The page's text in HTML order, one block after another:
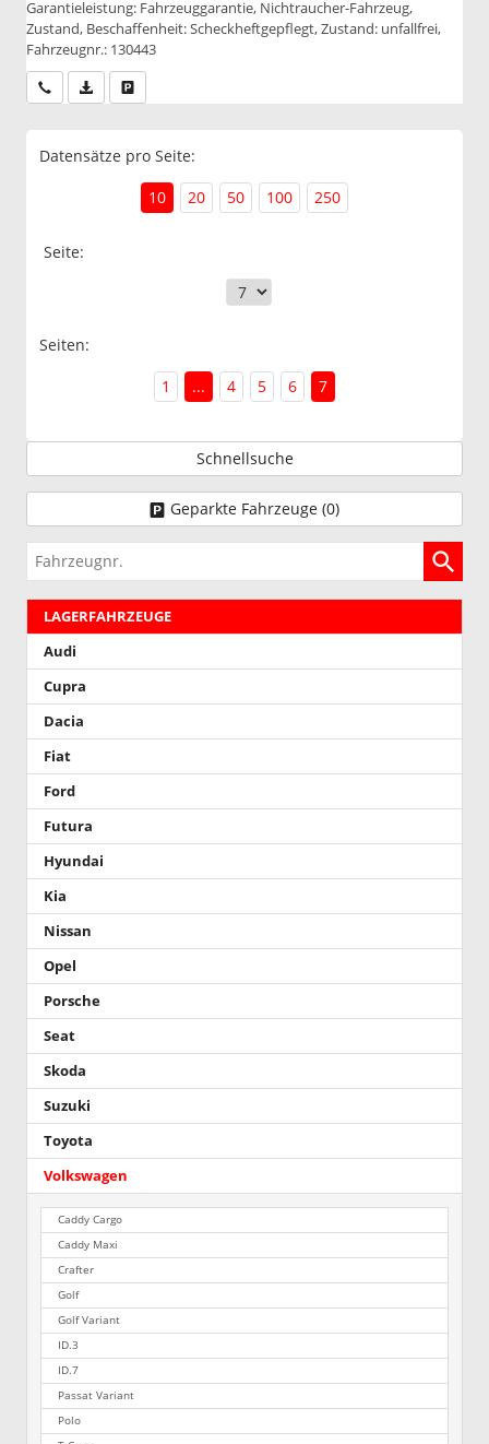
Garantieleistung: Fahrzeuggarantie, Nichtraucher-Fahrzeug,
Zustand, Beschaffenheit: Scheckheftgepflegt, Zustand: unfallfrei,
Fahrzeugnr.: 130443
Wir rufen Sie anPDF-Datei, Fahrzeugexposé drucken
Datensätze pro Seite:
10
20 50 100 250
Seite:
Seiten:
1
... 4 5 6 7
Schnellsuche
Geparkte Fahrzeuge (0)
Fahrzeugnr.
LAGERFAHRZEUGE
Audi
Cupra
Dacia
Fiat
Ford
Futura
Hyundai
Kia
Nissan
Opel
Porsche
Seat
Skoda
Suzuki
Toyota
Volkswagen
Caddy Cargo
Caddy Maxi
Crafter
Golf
Golf Variant
ID.3
ID.7
Passat Variant
Polo